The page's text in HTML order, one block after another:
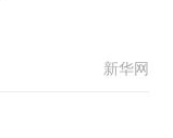
新华网